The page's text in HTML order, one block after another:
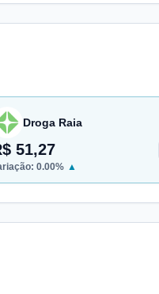
Droga Raia
51,27
0.00% ▲